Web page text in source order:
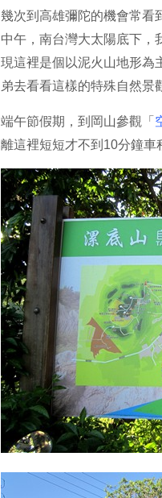
幾次到高雄彌陀的機會常看
中午，南台灣大太陽底下，
現這裡是個以泥火山地形為
弟去看看這樣的特殊自然景
端午節假期，到岡山參觀「
離這裡短短才不到10分鐘車